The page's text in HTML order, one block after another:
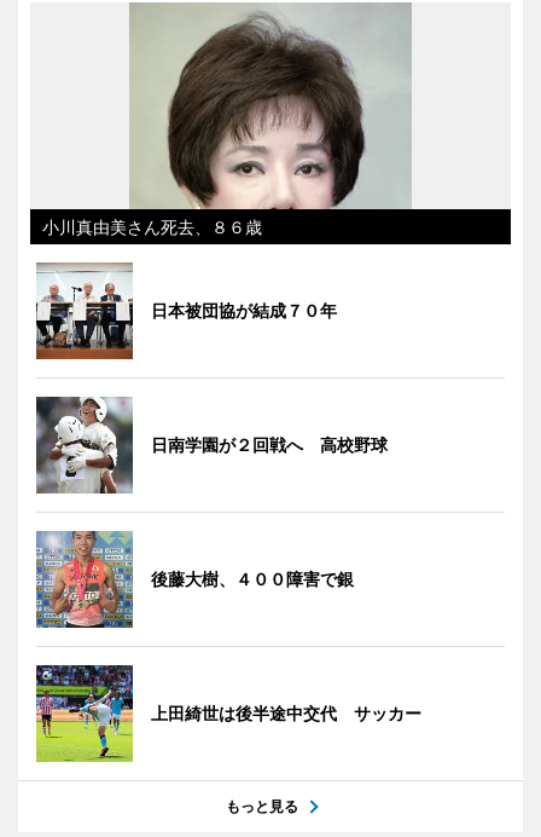
小川真由美さん死去、８６歳
日本被団協が結成７０年
日南学園が２回戦へ 高校野球
後藤大樹、４００障害で銀
上田綺世は後半途中交代 サッカー
もっと見る